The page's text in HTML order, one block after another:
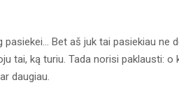
Bet aš juk tai pasiekiau ne
tai, ką turiu. Tada norisi paklausti: o
daugiau.